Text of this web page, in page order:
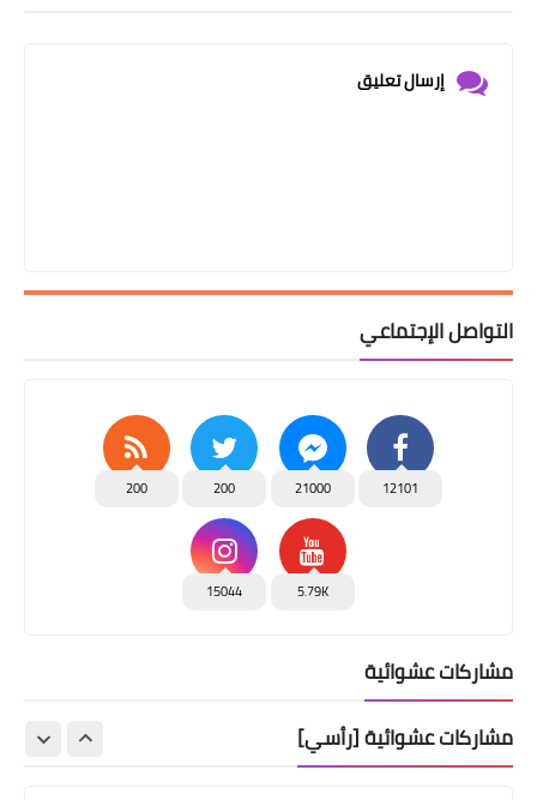
إرسال تعليق
التواصل الإجتماعي
12101
21000
200
200
5.79K
15044
مشاركات عشوائية
مشاركات عشوائية [رأسي]